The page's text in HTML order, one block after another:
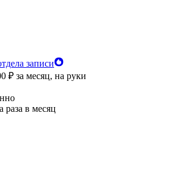
записи
₽ за месяц, на руки
в месяц